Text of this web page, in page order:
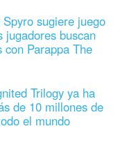
sugiere juego
jugadores buscan
con Parappa The
Trilogy ya ha
de 10 millones de
el mundo